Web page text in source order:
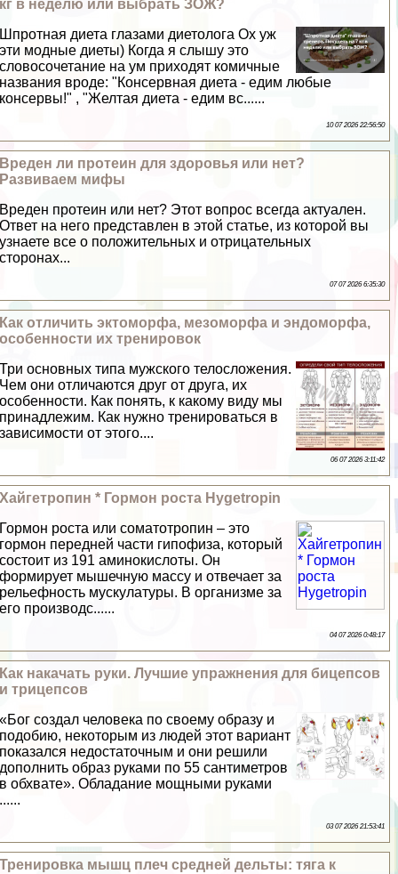
кг в неделю или выбрать ЗОЖ?
Шпротная диета глазами диетолога Ох уж
эти модные диеты) Когда я слышу это
словосочетание на ум приходят комичные
названия вроде: "Консервная диета - едим любые
консервы!" , "Желтая диета - едим вс......
10 07 2026 22:56:50
Вреден ли протеин для здоровья или нет?
Развиваем мифы
Вреден протеин или нет? Этот вопрос всегда актуален.
Ответ на него представлен в этой статье, из которой вы
узнаете все о положительных и отрицательных
сторонах...
07 07 2026 6:35:30
Как отличить эктоморфа, мезоморфа и эндоморфа,
особенности их тренировок
Три основных типа мужского телосложения.
Чем они отличаются друг от друга, их
особенности. Как понять, к какому виду мы
принадлежим. Как нужно тренироваться в
зависимости от этого....
06 07 2026 3:11:42
Хайгетропин * Гормон роста Hygetropin
Гормон роста или соматотропин – это
гормон передней части гипофиза, который
состоит из 191 аминокислоты. Он
формирует мышечную массу и отвечает за
рельефность мускулатуры. В организме за
его производс......
04 07 2026 0:48:17
Как накачать руки. Лучшие упражнения для бицепсов
и трицепсов
«Бог создал человека по своему образу и
подобию, некоторым из людей этот вариант
показался недостаточным и они решили
дополнить образ руками по 55 сантиметров
в обхвате». Обладание мощными руками
......
03 07 2026 21:53:41
Тренировка мышц плеч средней дельты: тяга к